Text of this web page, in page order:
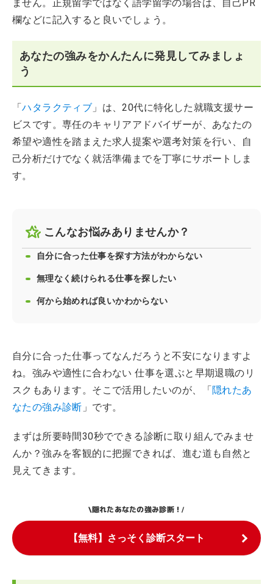
ません。正規留学ではなく語学留学の場合は、自己PR
欄などに記入すると良いでしょう。
あなたの強みをかんたんに発見してみましょ
う
「ハタラクティブ 」は、20代に特化した就職支援サー
ビスです。専任のキャリアアドバイザーが、あなたの
希望や適性を踏まえた求人提案や選考対策を行い、自
己分析だけでなく就活準備までを丁寧にサポートしま
す。
こんなお悩みありませんか？
自分に合った仕事を探す方法がわからない
無理なく続けられる仕事を探したい
何から始めれば良いかわからない
自分に合った仕事ってなんだろうと不安になりますよ
ね。強みや適性に合わない 仕事を選ぶと早期退職のリ
スクもあります。そこで活用したいのが、「隠れたあ
なたの強み診断 」です。
まずは所要時間30秒でできる診断に取り組んでみませ
んか？強みを客観的に把握できれば、進む道も自然と
見えてきます。
\隠れたあなたの強み診断！/
【無料】さっそく診断スタート